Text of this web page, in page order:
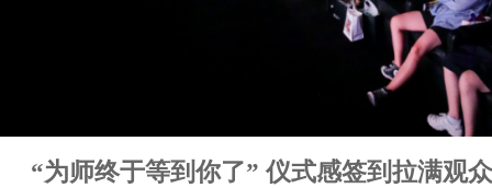
“为师终于等到你了” 仪式感签到拉满观